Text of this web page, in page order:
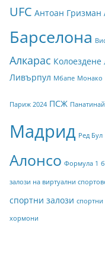
UFC Антоан Гризман
Барселона
Алкарас Колоездене
Ливърпул Мбапе Монако
Париж 2024 ПСЖ
Мадрид Ред Бул
Алонсо Формула 1
залози на виртуални
спортни залози спортни
хормони